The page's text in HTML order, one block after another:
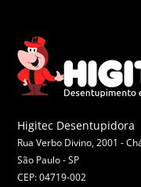
Higitec Desentupidora
Rua Verbo Divino, 2001 -
São Paulo -SP
CEP: 04719-002